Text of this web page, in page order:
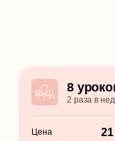
8
2 раза в
Цена